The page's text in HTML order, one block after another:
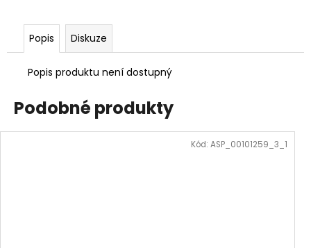
Popis Diskuze
Popis produktu není dostupný
Podobné produkty
Kód: ASP_00101259_3_1